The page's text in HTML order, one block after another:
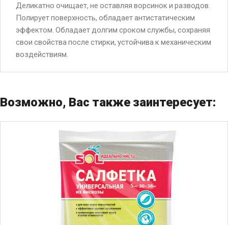
Деликатно очищает, не оставляя ворсинок и разводов.
Полирует поверхность, обладает антистатическим
эффектом. Обладает долгим сроком службы, сохраняя
свои свойства после стирки, устойчива к механическим
воздействиям.
Возможно, Вас также заинтересует: